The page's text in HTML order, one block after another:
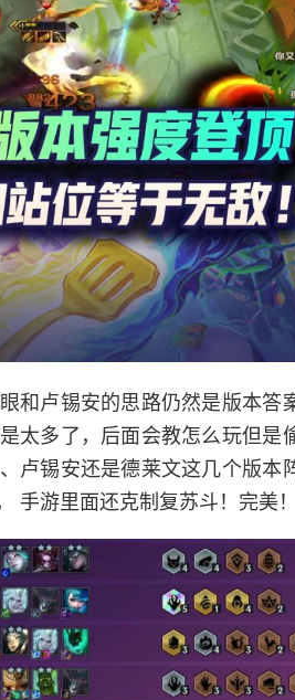
和卢锡安的思路仍然是版本答
太多了，后面会教怎么玩但是
卢锡安还是德莱文这几个版本
手游里面还克制复苏斗！完美！